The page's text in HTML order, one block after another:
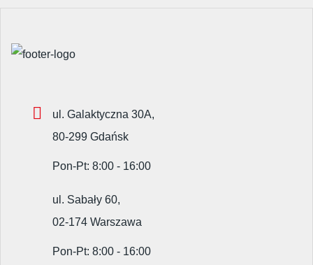
ul. Galaktyczna 30A,
80-299 Gdańsk
Pon-Pt: 8:00 - 16:00
ul. Sabały 60,
02-174 Warszawa
Pon-Pt: 8:00 - 16:00